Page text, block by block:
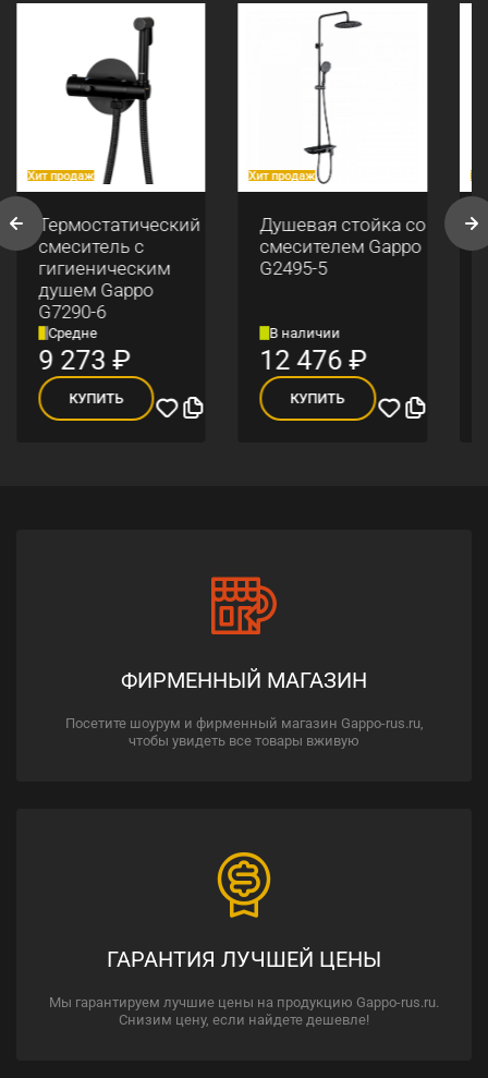
Хит продаж
Термостатический
смеситель с
гигиеническим
душем Gappo
G7290-6
Средне
9 273₽
КУПИТЬ
Хит продаж
Душевая стойка со
смесителем Gappo
G2495-5
В наличии
12 476₽
КУПИТЬ
ФИРМЕННЫЙ МАГАЗИН
Посетите шоурум и фирменный магазин Gappo-rus.ru,
чтобы увидеть все товары вживую
ГАРАНТИЯ ЛУЧШЕЙ ЦЕНЫ
Мы гарантируем лучшие цены на продукцию Gappo-rus.ru.
Снизим цену, если найдете дешевле!